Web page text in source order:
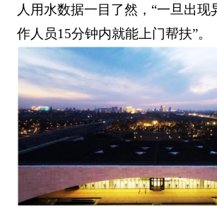
人用水数据一目了然，“一旦出现
作人员15分钟内就能上门帮扶”。